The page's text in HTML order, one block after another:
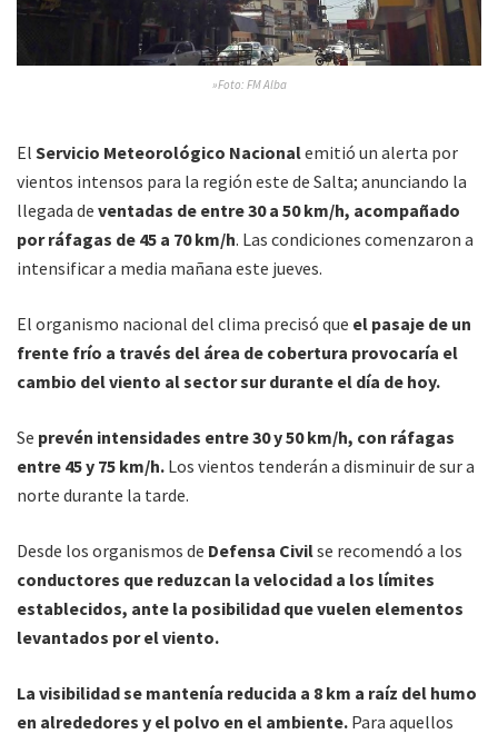
»Foto: FM Alba
El Servicio Meteorológico Nacionalemitió un alerta por
vientos intensos para la región este de Salta; anunciando la
llegada de ventadas de entre 30 a 50 km/h, acompañado
por ráfagas de 45 a 70 km/h. Las condiciones comenzaron a
intensificar a media mañana este jueves.
El organismo nacional del clima precisó que el pasaje de un
frente frío a través del área de cobertura provocaría el
cambio del viento al sector sur durante el día de hoy.
Se prevén intensidades entre 30 y 50 km/h, con ráfagas
entre 45 y 75 km/h. Los vientos tenderán a disminuir de sur a
norte durante la tarde.
Desde los organismos de Defensa Civilse recomendó a los
conductores que reduzcan la velocidad a los límites
establecidos, ante la posibilidad que vuelen elementos
levantados por el viento.
La visibilidad se mantenía reducida a 8 km a raíz del humo
en alrededores y el polvo en el ambiente. Para aquellos